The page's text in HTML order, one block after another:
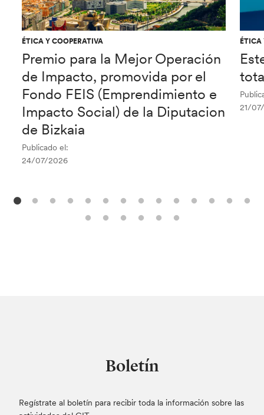
ÉTICA Y COOPERATIVA
Premio para la Mejor Operación
de Impacto, promovida por el
Fondo FEIS (Emprendimiento e
Impacto Social) de la Diputacion
de Bizkaia
Publicado el:
24/07/2026
ÉTICA
21/
Boletín
Regístrate al boletín para recibir toda la información sobre las